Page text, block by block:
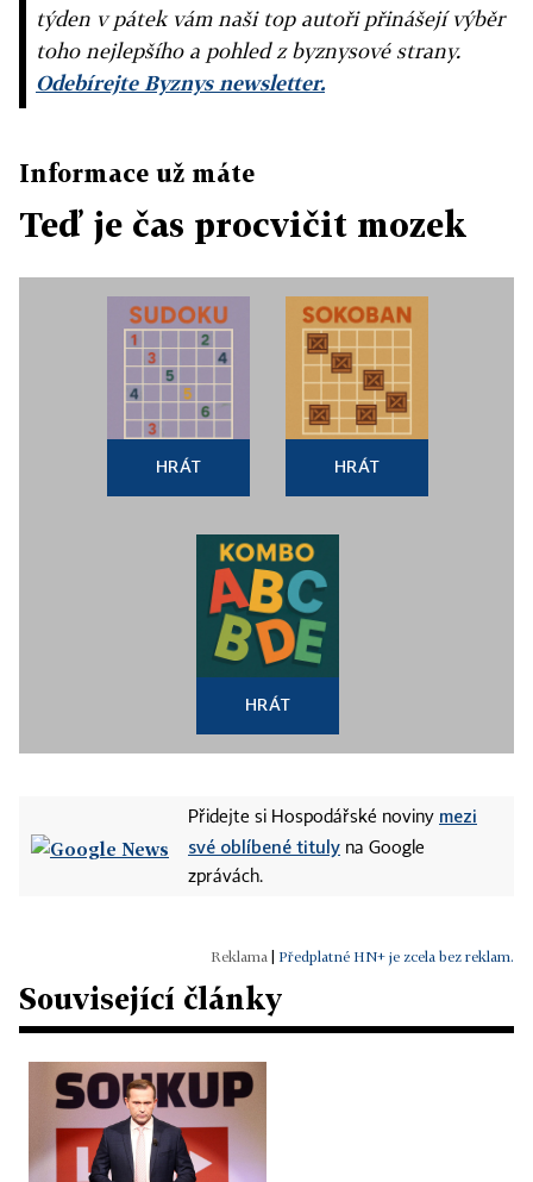
týden v pátek vám naši top autoři přinášejí výběr
toho nejlepšího a pohled z byznysové strany.
Odebírejte Byznys newsletter.
Informace už máte
Teď je čas procvičit mozek
HRÁT HRÁT
HRÁT
Přidejte si Hospodářské noviny mezi
své oblíbené tituly na Google
zprávách.
Předplatné HN+ je zcela bez reklam.
Související články